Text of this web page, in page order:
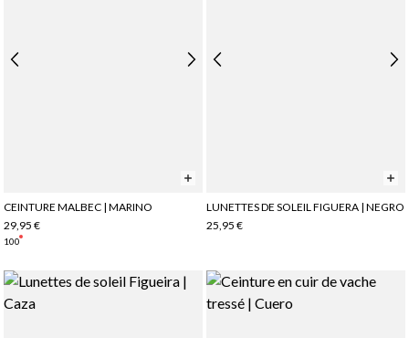
CEINTURE MALBEC | MARINO
29,95 €
100
LUNETTES DE SOLEIL FIGUERA | NEGRO
25,95 €